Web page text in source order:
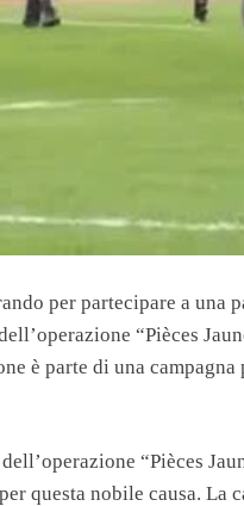
per partecipare a una
“Pièces
è parte di una
“Pièces
questa nobile causa. La